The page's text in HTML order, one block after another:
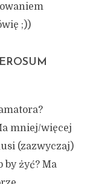
;))
mniej/więcej
(zazwyczaj)
by żyć? Ma